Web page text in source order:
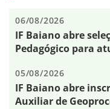
06/08/2026
IF Baiano abre
Pedagógico para
05/08/2026
IF Baiano abre
Auxiliar de